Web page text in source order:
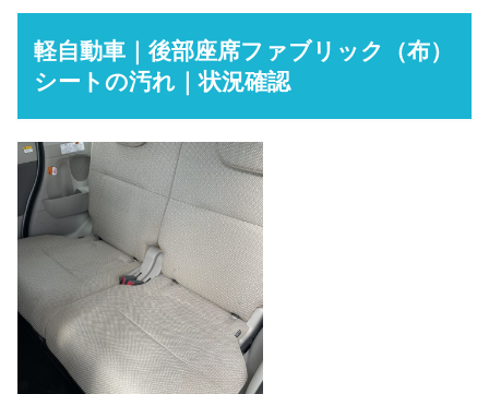
軽自動車｜後部座席ファブリック（布）
シートの汚れ｜状況確認